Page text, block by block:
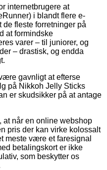
internetbrugere at
i blandt flere e-
de fleste forretninger på
at formindske
varer – til juniorer, og
– drastisk, og endda
gavnligt at efterse
på Nikkoh Jelly Sticks
er skudsikker på at antage
når en online webshop
pris der kan virke kolossalt
meste være et faresignal
betalingskort er ikke
som beskytter os